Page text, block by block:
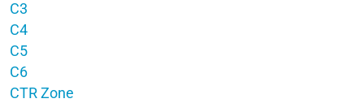
C3
C4
C5
C6
CTR Zone